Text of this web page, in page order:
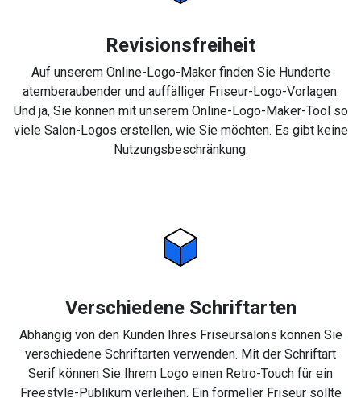
Revisionsfreiheit
Auf unserem Online-Logo-Maker finden Sie Hunderte
atemberaubender und auffälliger Friseur-Logo-Vorlagen.
Und ja, Sie können mit unserem Online-Logo-Maker-Tool so
viele Salon-Logos erstellen, wie Sie möchten. Es gibt keine
Nutzungsbeschränkung.
Verschiedene Schriftarten
Abhängig von den Kunden Ihres Friseursalons können Sie
verschiedene Schriftarten verwenden. Mit der Schriftart
Serif können Sie Ihrem Logo einen Retro-Touch für ein
Freestyle-Publikum verleihen. Ein formeller Friseur sollte